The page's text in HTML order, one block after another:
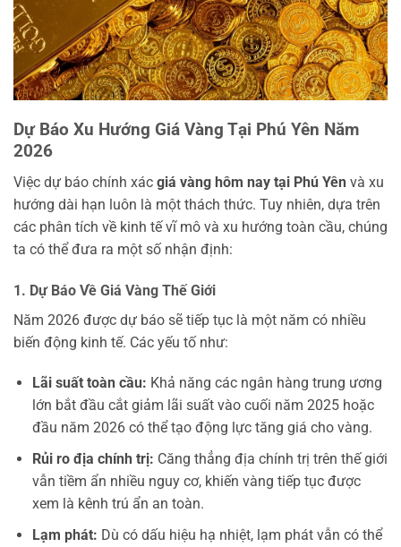
Dự Báo Xu Hướng Giá Vàng Tại Phú Yên Năm
2026
Việc dự báo chính xác giá vàng hôm nay tại Phú Yên và xu
hướng dài hạn luôn là một thách thức. Tuy nhiên, dựa trên
các phân tích về kinh tế vĩ mô và xu hướng toàn cầu, chúng
ta có thể đưa ra một số nhận định:
1. Dự Báo Về Giá Vàng Thế Giới
Năm 2026 được dự báo sẽ tiếp tục là một năm có nhiều
biến động kinh tế. Các yếu tố như:
Lãi suất toàn cầu: Khả năng các ngân hàng trung ương
lớn bắt đầu cắt giảm lãi suất vào cuối năm 2025 hoặc
đầu năm 2026 có thể tạo động lực tăng giá cho vàng.
Rủi ro địa chính trị: Căng thẳng địa chính trị trên thế giới
vẫn tiềm ẩn nhiều nguy cơ, khiến vàng tiếp tục được
xem là kênh trú ẩn an toàn.
Lạm phát: Dù có dấu hiệu hạ nhiệt, lạm phát vẫn có thể